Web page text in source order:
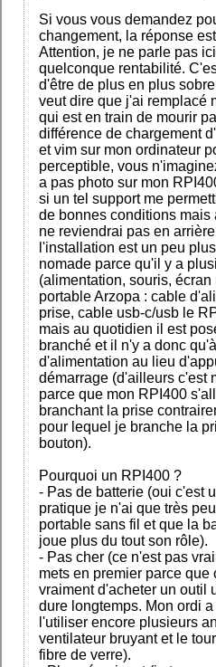
Si vous vous demandez
changement, la réponse
Attention, je ne parle pas
quelconque rentabilité.
d'être de plus en plus
veut dire que j'ai remplacé
qui est en train de mourir
différence de chargement
et vim sur mon ordinateur
perceptible, vous
a pas photo sur mon
si un tel support me
de bonnes conditions mais
ne reviendrai pas en
l'installation est un peu
nomade parce qu'il y a
(alimentation, souris, écran
portable Arzopa : cable
prise, cable usb-c/usb le
mais au quotidien il est
branché et il n'y a donc
d'alimentation au lieu
démarrage (d'ailleurs c'est
parce que mon RPI400
branchant la prise
pour lequel je branche la
bouton).
Pourquoi un RPI400 ?
- Pas de batterie (oui c'est
pratique je n'ai que très
portable sans fil et que la
joue plus du tout son rôle).
- Pas cher (ce n'est pas
mets en premier parce
vraiment d'acheter un outil
dure longtemps. Mon ordi
l'utiliser encore plusieurs
ventilateur bruyant et le
fibre de verre).